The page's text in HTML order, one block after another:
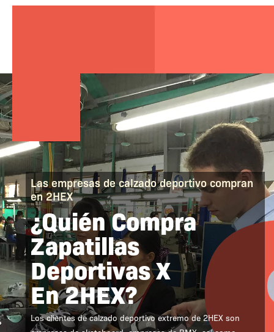
Las empresas de calzado deportivo compran
en 2HEX
¿Quién Compra
Zapatillas
Deportivas X
En 2HEX?
Los clientes de calzado deportivo extremo de 2HEX son